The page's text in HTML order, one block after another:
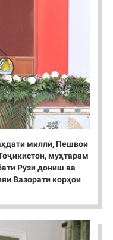
миллӣ, Пешвои
муҳтарам
Рӯзи дониш ва
Вазорати корҳои